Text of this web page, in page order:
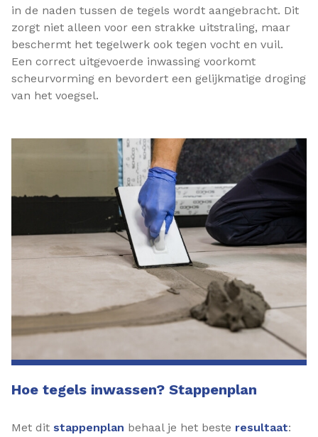
in de naden tussen de tegels wordt aangebracht. Dit
zorgt niet alleen voor een strakke uitstraling, maar
beschermt het tegelwerk ook tegen vocht en vuil.
Een correct uitgevoerde inwassing voorkomt
scheurvorming en bevordert een gelijkmatige droging
van het voegsel.
Hoe tegels inwassen? Stappenplan
Met dit stappenplan behaal je het beste resultaat: